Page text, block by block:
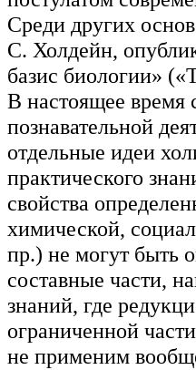
Среди других
С. Холдейн,
базис биологии»
В настоящее время
познавательной
отдельные идеи
практического
свойства
химической,
пр.) не могут быть
составные части,
знаний, где
ограниченной
не применим